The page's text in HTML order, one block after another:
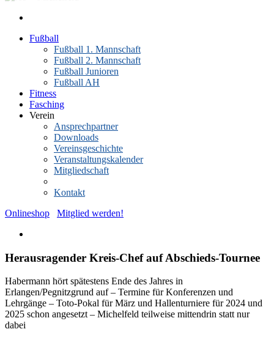
Fußball
Fußball 1. Mannschaft
Fußball 2. Mannschaft
Fußball Junioren
Fußball AH
Fitness
Fasching
Verein
Ansprechpartner
Downloads
Vereinsgeschichte
Veranstaltungskalender
Mitgliedschaft
Kontakt
Onlineshop
Mitglied werden!
Herausragender Kreis-Chef auf Abschieds-Tournee
Habermann hört spätestens Ende des Jahres in
Erlangen/Pegnitzgrund auf – Termine für Konferenzen und
Lehrgänge – Toto-Pokal für März und Hallenturniere für 2024 und
2025 schon angesetzt – Michelfeld teilweise mittendrin statt nur
dabei